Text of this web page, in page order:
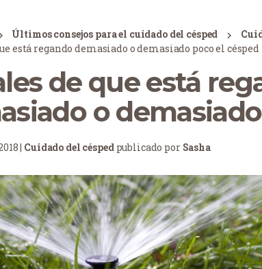
Últimos consejos para el cuidado del césped
está regando demasiado o demasiado poco el césped
de que está
o
| Cuidado del césped publicado por Sasha